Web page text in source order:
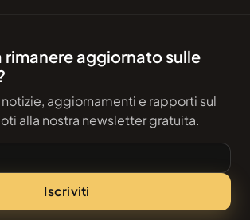
rimanere aggiornato sulle
aggiornamenti e rapporti sul
alla nostra newsletter gratuita.
Iscriviti